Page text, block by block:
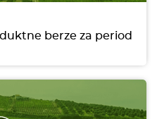
berze za period